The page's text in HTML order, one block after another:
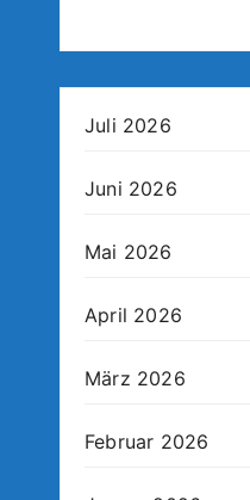
Juli 2026
Juni 2026
Mai 2026
April 2026
März 2026
Februar 2026